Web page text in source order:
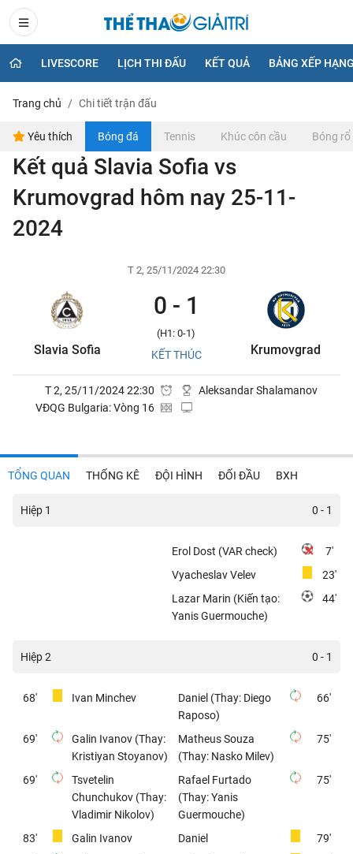
LIVESCORE LỊCH THI ĐẤU KẾT QUẢ BẢNG XẾP
Trang chủ Chi tiết trận đấu
Yêu thích Bóng đá Tennis Khúc côn cầu Bóng rổ
Kết quả Slavia Sofia vs
Krumovgrad hôm nay 25-11-
2024
T 2, 25/11/2024 22:30
Slavia Sofia
0 - 1
(H1: 0-1)
KẾT THÚC Krumovgrad
T 2, 25/11/2024 22:30
VĐQG Bulgaria: Vòng 16
Aleksandar Shalamanov
TỔNG QUAN THỐNG KÊ ĐỘI HÌNH ĐỐI ĐẦU BXH
Hiệp 1 0 - 1
Erol Dost (VAR check)
7'
Vyacheslav Velev
23'
Lazar Marin (Kiến tạo:
Yanis Guermouche)
44'
Hiệp 2 0 - 1
68' Ivan Minchev
Daniel (Thay: Diego
Raposo)
66'
69'
Galin Ivanov (Thay:
Kristiyan Stoyanov)
Matheus Souza
(Thay: Nasko Milev)
75'
69'
Tsvetelin
Chunchukov (Thay:
Vladimir Nikolov)
Rafael Furtado
(Thay: Yanis
Guermouche)
75'
83' Galin Ivanov Daniel
79'